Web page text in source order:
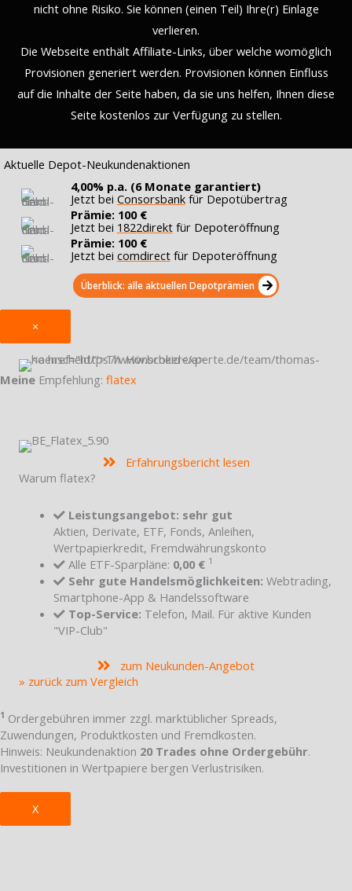
nicht ohne Risiko. Sie können (einen Teil) Ihre(r) Einlage
verlieren.
Die Webseite enthält Affiliate-Links, über welche womöglich
Provisionen generiert werden. Provisionen können Einfluss
auf die Inhalte der Seite haben, da sie uns helfen, Ihnen diese
Seite kostenlos zur Verfügung zu stellen.
Aktuelle Depot-Neukundenaktionen
4,00% p.a. (6 Monate garantiert)
Jetzt bei Consorsbankfür Depotübertrag
Prämie: 100 €
Jetzt bei 1822direktfür Depoteröffnung
Prämie: 100 €
Jetzt bei comdirectfür Depoteröffnung
Überblick: alle aktuellen Depotprämien
×
Meine Empfehlung: flatex
Erfahrungsbericht lesen
Warum flatex?
Leistungsangebot: sehr gut
Aktien, Derivate, ETF, Fonds, Anleihen,
Wertpapierkredit, Fremdwährungskonto
Alle ETF-Sparpläne: 0,00 € 1
Sehr gute Handelsmöglichkeiten: Webtrading,
Smartphone-App & Handelssoftware
Top-Service: Telefon, Mail. Für aktive Kunden
"VIP-Club"
zum Neukunden-Angebot
» zurück zum Vergleich
1 Ordergebühren immer zzgl. marktüblicher Spreads,
Zuwendungen, Produktkosten und Fremdkosten.
Hinweis: Neukundenaktion 20 Trades ohne Ordergebühr.
Investitionen in Wertpapiere bergen Verlustrisiken.
X